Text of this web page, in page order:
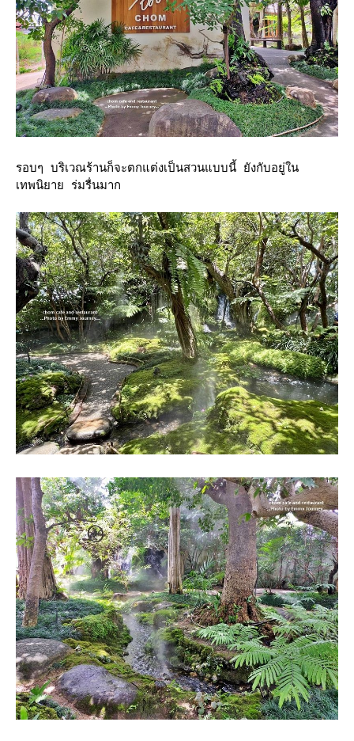
รอบๆ บริเวณร้านก็จะตกแต่งเป็นสวนแบบนี้ ยังกับอยู่ใน
เทพนิยาย ร่มรื่นมาก